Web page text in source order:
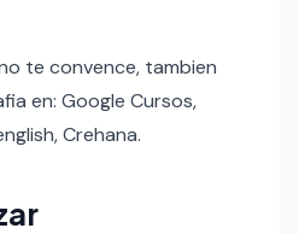
te convence, tambien
en: Google Cursos,
Crehana.